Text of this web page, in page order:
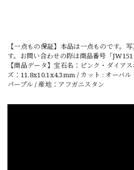
【一点もの保証】本品は一点ものです。
す。お問い合わせの際は商品番号「JW151
【商品データ】宝石名：ピンク・ダイア
ズ：11.8x10.1x4.3mm / カット : オーバル
パープル / 産地：アフガニスタン